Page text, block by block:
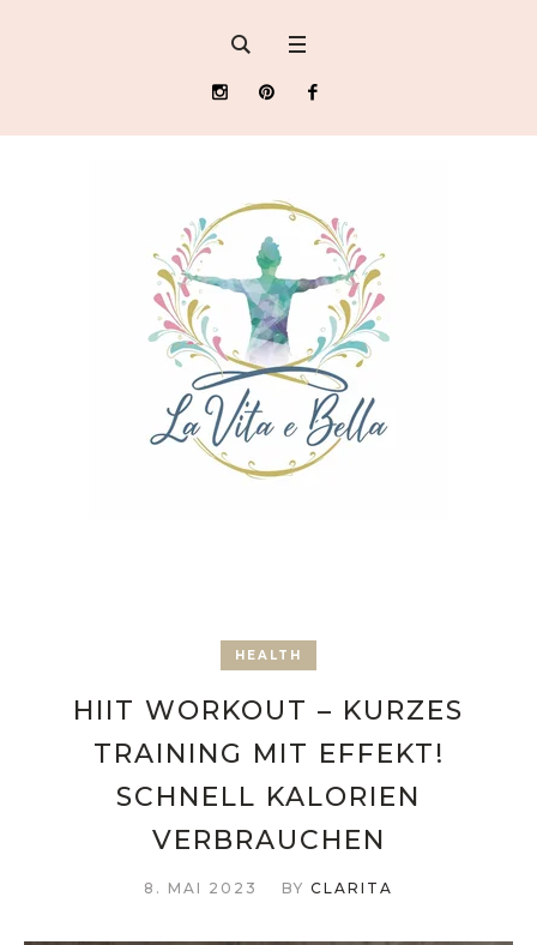
HEALTH
HIIT WORKOUT – KURZES
TRAINING MIT EFFEKT!
SCHNELL KALORIEN
VERBRAUCHEN
8. MAI 2023 BY CLARITA